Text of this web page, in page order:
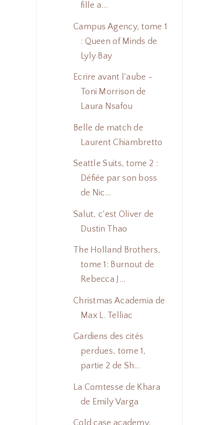
fille a...
Campus Agency, tome 1
: Queen of Minds de
Lyly Bay
Ecrire avant l'aube -
Toni Morrison de
Laura Nsafou
Belle de match de
Laurent Chiambretto
Seattle Suits, tome 2 :
Défiée par son boss
de Nic...
Salut, c'est Oliver de
Dustin Thao
The Holland Brothers,
tome 1: Burnout de
Rebecca J...
Christmas Academia de
Max L. Telliac
Gardiens des cités
perdues, tome 1,
partie 2 de Sh...
La Comtesse de Khara
de Emily Varga